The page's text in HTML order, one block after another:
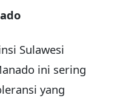
Sulawesi
ini sering
yang